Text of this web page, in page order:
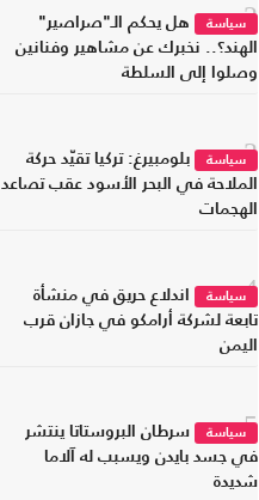
2سياسة
هل يحكم الـ"صراصير"
الهند؟.. نخبرك عن مشاهير وفنانين
وصلوا إلى السلطة
3سياسة
بلومبيرغ: تركيا تقيّد حركة
الملاحة في البحر الأسود عقب تصاعد
الهجمات
4سياسة
اندلاع حريق في منشأة
تابعة لشركة أرامكو في جازان قرب
اليمن
5سياسة
سرطان البروستاتا ينتشر
في جسد بايدن ويسبب له آلاما
شديدة